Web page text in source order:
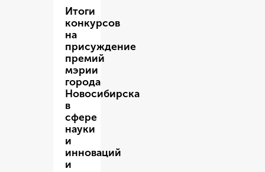
Итоги
конкурсов
на
присуждение
премий
мэрии
города
Новосибирска
в
сфере
науки
и
инноваций
и